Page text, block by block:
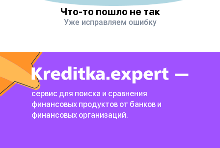
Что-то пошло не так
Уже исправляем ошибку
сервис для поиска и сравнения
финансовых продуктов от банков и
финансовых организаций.